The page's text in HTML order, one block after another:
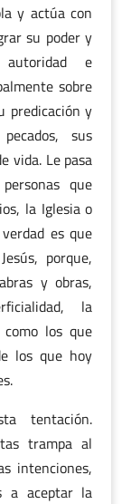
y actúa con
su poder y
autoridad e
sobre
predicación y
sus
vida. Le pasa
que
la Iglesia o
es que
porque,
y obras,
la
los que
los que hoy
tentación.
trampa al
intenciones,
a aceptar la